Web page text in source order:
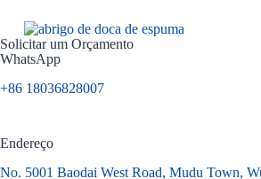
Solicitar um Orçamento
WhatsApp
+86 18036828007
Endereço
No. 5001 Baodai West Road, Mudu Town,